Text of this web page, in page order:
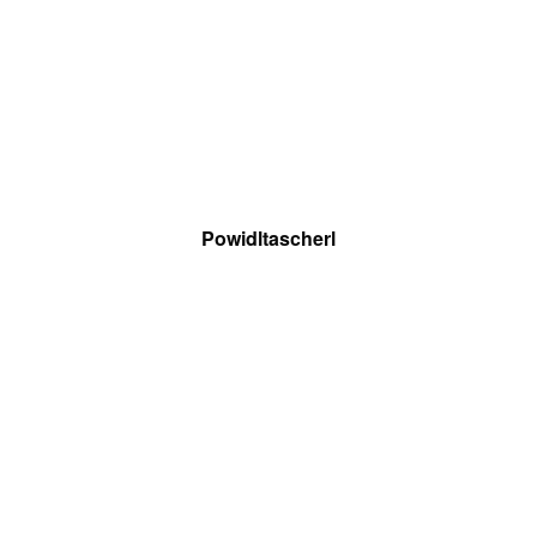
Powidltascherl